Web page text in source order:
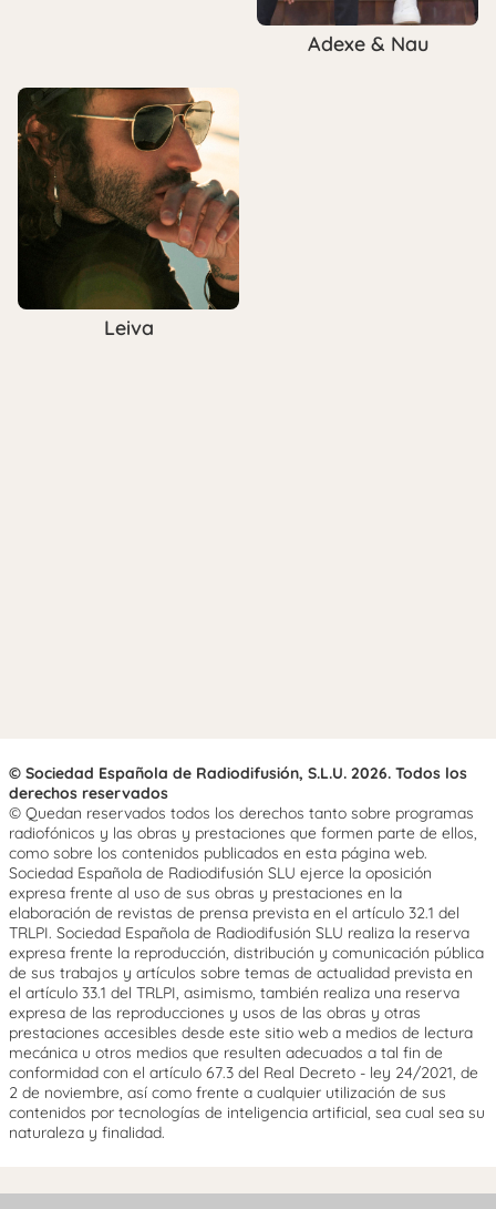
Adexe & Nau
Leiva
© Sociedad Española de Radiodifusión, S.L.U. 2026. Todos los
derechos reservados
© Quedan reservados todos los derechos tanto sobre programas
radiofónicos y las obras y prestaciones que formen parte de ellos,
como sobre los contenidos publicados en esta página web.
Sociedad Española de Radiodifusión SLU ejerce la oposición
expresa frente al uso de sus obras y prestaciones en la
elaboración de revistas de prensa prevista en el artículo 32.1 del
TRLPI. Sociedad Española de Radiodifusión SLU realiza la reserva
expresa frente la reproducción, distribución y comunicación pública
de sus trabajos y artículos sobre temas de actualidad prevista en
el artículo 33.1 del TRLPI, asimismo, también realiza una reserva
expresa de las reproducciones y usos de las obras y otras
prestaciones accesibles desde este sitio web a medios de lectura
mecánica u otros medios que resulten adecuados a tal fin de
conformidad con el artículo 67.3 del Real Decreto - ley 24/2021, de
2 de noviembre, así como frente a cualquier utilización de sus
contenidos por tecnologías de inteligencia artificial, sea cual sea su
naturaleza y finalidad.